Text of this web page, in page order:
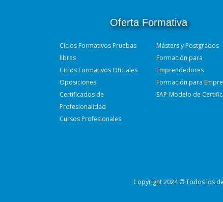
Oferta Formativa
Ciclos Formativos Pruebas
libres
Ciclos Formativos Oficiales
Oposiciones
Certificados de
Profesionalidad
Cursos Profesionales
Másters y Postgrados
Formación para
Emprendedores
Formación para
SAP-Modelo de
Copyright 2024 © Todos los